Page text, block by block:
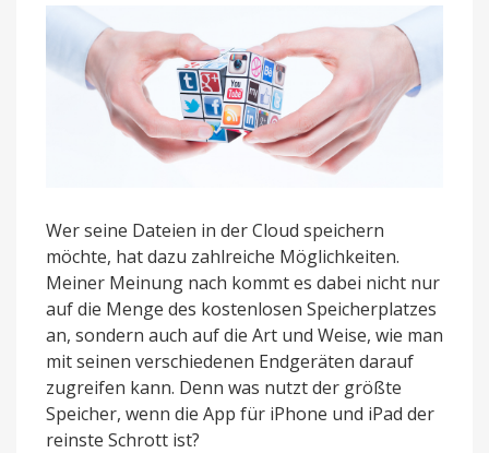
Wer seine Dateien in der Cloud speichern
möchte, hat dazu zahlreiche Möglichkeiten.
Meiner Meinung nach kommt es dabei nicht nur
auf die Menge des kostenlosen Speicherplatzes
an, sondern auch auf die Art und Weise, wie man
mit seinen verschiedenen Endgeräten darauf
zugreifen kann. Denn was nutzt der größte
Speicher, wenn die App für iPhone und iPad der
reinste Schrott ist?